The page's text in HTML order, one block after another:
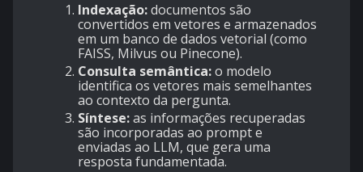
Indexação:documentos são
convertidos em vetores e armazenados
em um banco de dados vetorial (como
FAISS, Milvus ou Pinecone).
Consulta semântica:o modelo
identifica os vetores mais semelhantes
ao contexto da pergunta.
Síntese:as informações recuperadas
são incorporadas ao prompt e
enviadas ao LLM, que gera uma
resposta fundamentada.